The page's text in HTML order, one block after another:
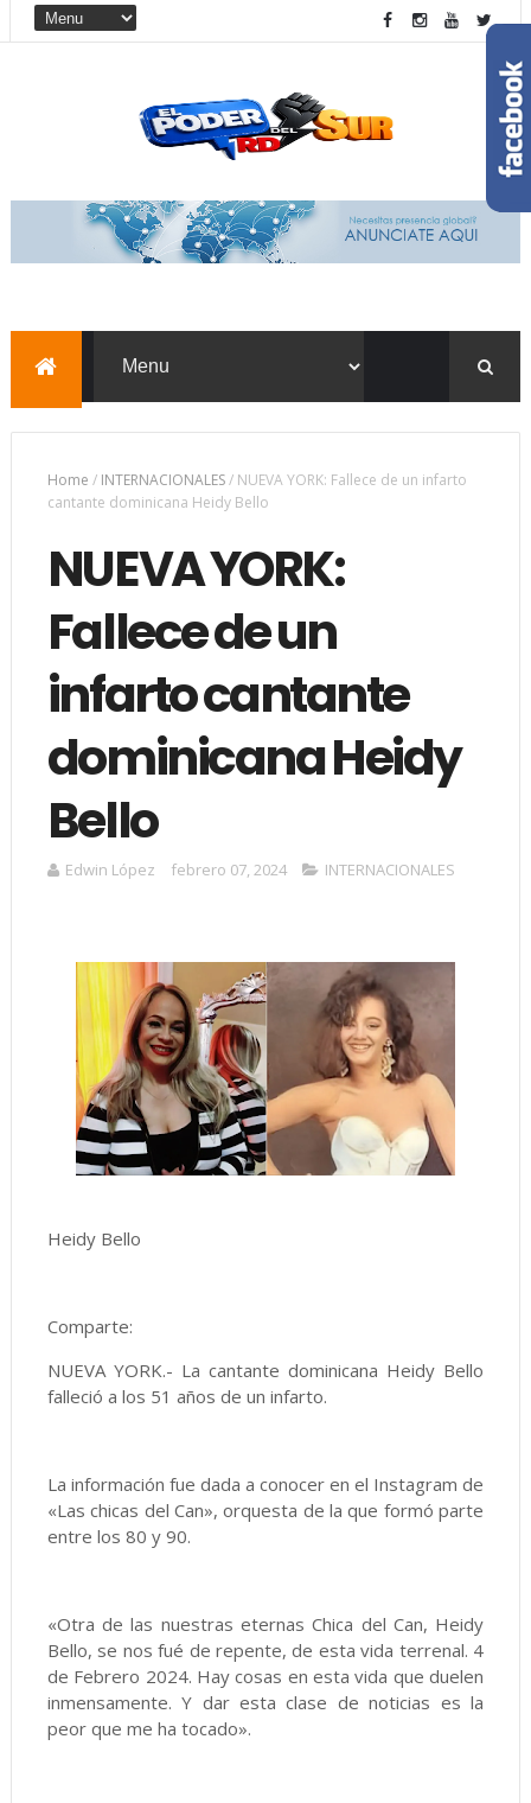
Home / INTERNACIONALES/ NUEVA YORK: Fallece de un infarto
cantante dominicana Heidy Bello
NUEVA YORK:
Fallece de un
infarto cantante
dominicana Heidy
Bello
Edwin López febrero 07, 2024 INTERNACIONALES
Heidy Bello
Comparte:
NUEVA YORK.- La cantante dominicana Heidy Bello
falleció a los 51 años de un infarto.
La información fue dada a conocer en el Instagram de
«Las chicas del Can», orquesta de la que formó parte
entre los 80 y 90.
«Otra de las nuestras eternas Chica del Can, Heidy
Bello, se nos fué de repente, de esta vida terrenal. 4
de Febrero 2024. Hay cosas en esta vida que duelen
inmensamente. Y dar esta clase de noticias es la
peor que me ha tocado».